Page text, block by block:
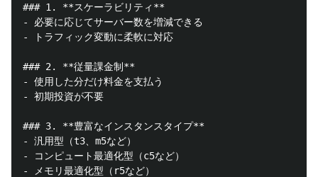
### 1. **スケーラビリティ**
- 必要に応じてサーバー数を増減できる
- トラフィック変動に柔軟に対応
### 2. **従量課金制**
- 使用した分だけ料金を支払う
- 初期投資が不要
### 3. **豊富なインスタンスタイプ**
- 汎用型（t3、m5など）
- コンピュート最適化型（c5など）
- メモリ最適化型（r5など）